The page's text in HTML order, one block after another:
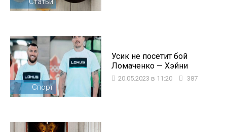
Спорт
Усик не посетит бой
Ломаченко — Хэйни
20.05.2023 в 11:20 387